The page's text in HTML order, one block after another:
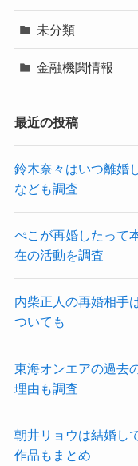
未分類
金融機関情報
最近の投稿
鈴木奈々はいつ離婚
なども調査
ぺこが再婚したって
在の活動を調査
内柴正人の再婚相手
ついても
東海オンエアの過去
理由も調査
朝井リョウは結婚し
作品もまとめ